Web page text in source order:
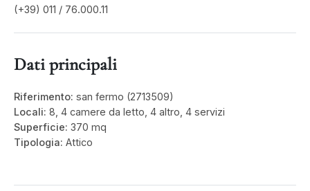
(+39) 011 / 76.000.11
Dati principali
Riferimento: san fermo (2713509)
Locali: 8, 4 camere da letto, 4 altro, 4 servizi
Superficie: 370 mq
Tipologia: Attico